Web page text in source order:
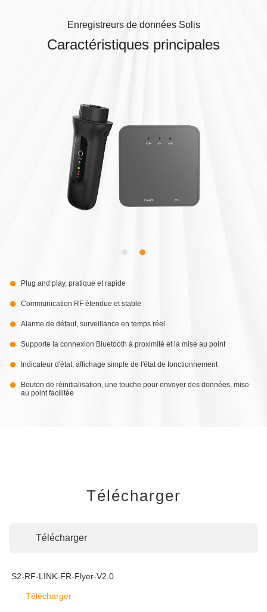
Enregistreurs de données Solis
Caractéristiques principales
Plug and play, pratique et rapide
Communication RF étendue et stable
Alarme de défaut, surveillance en temps réel
Supporte la connexion Bluetooth à proximité et la mise au point
Indicateur d'état, affichage simple de l'état de fonctionnement
Bouton de réinitialisation, une touche pour envoyer des données, mise
au point facilitée
Télécharger
Télécharger
S2-RF-LINK-FR-Flyer-V2.0
Télécharger